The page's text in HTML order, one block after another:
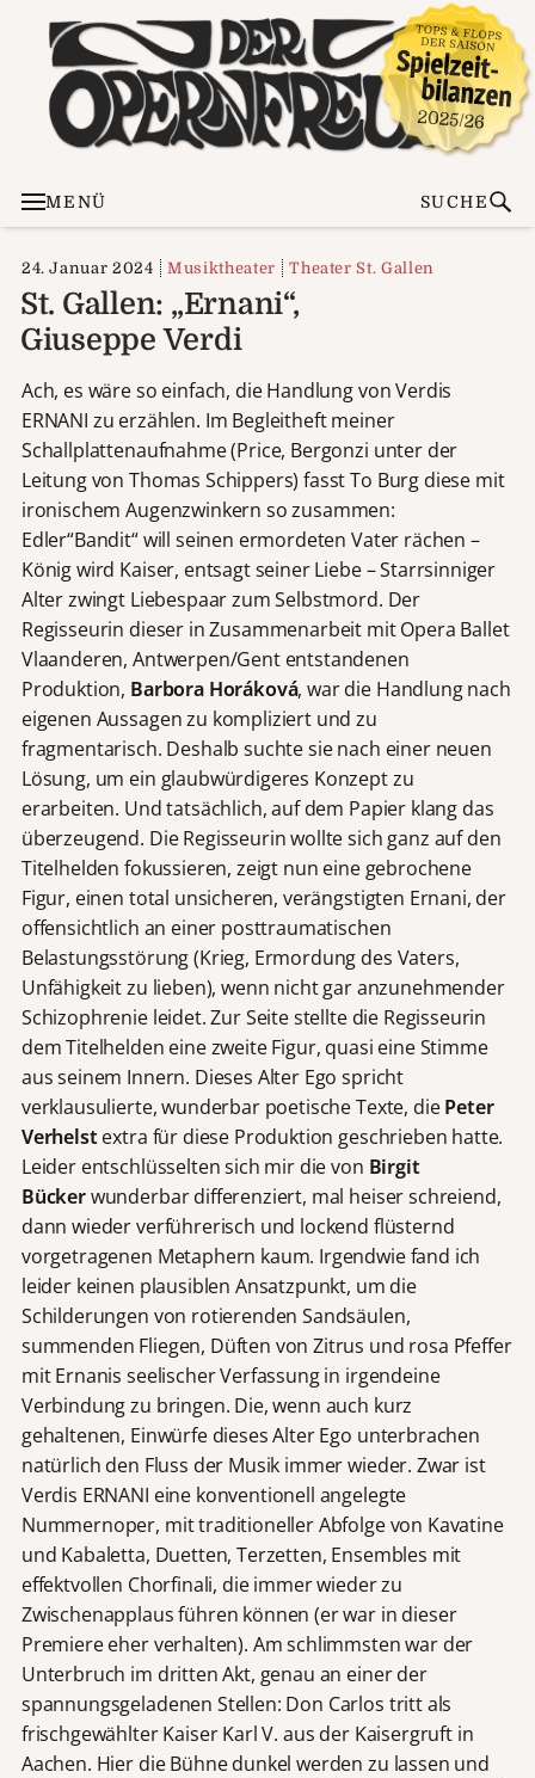
MENÜ SUCHE
24. Januar 2024 Musiktheater Theater St. Gallen
St. Gallen: „Ernani“,
Giuseppe Verdi
Ach, es wäre so einfach, die Handlung von Verdis
ERNANI zu erzählen. Im Begleitheft meiner
Schallplattenaufnahme (Price, Bergonzi unter der
Leitung von Thomas Schippers) fasst To Burg diese mit
ironischem Augenzwinkern so zusammen:
Edler“Bandit“ will seinen ermordeten Vater rächen –
König wird Kaiser, entsagt seiner Liebe – Starrsinniger
Alter zwingt Liebespaar zum Selbstmord. Der
Regisseurin dieser in Zusammenarbeit mit Opera Ballet
Vlaanderen, Antwerpen/Gent entstandenen
Produktion, Barbora Horáková, war die Handlung nach
eigenen Aussagen zu kompliziert und zu
fragmentarisch. Deshalb suchte sie nach einer neuen
Lösung, um ein glaubwürdigeres Konzept zu
erarbeiten. Und tatsächlich, auf dem Papier klang das
überzeugend. Die Regisseurin wollte sich ganz auf den
Titelhelden fokussieren, zeigt nun eine gebrochene
Figur, einen total unsicheren, verängstigten Ernani, der
offensichtlich an einer posttraumatischen
Belastungsstörung (Krieg, Ermordung des Vaters,
Unfähigkeit zu lieben), wenn nicht gar anzunehmender
Schizophrenie leidet. Zur Seite stellte die Regisseurin
dem Titelhelden eine zweite Figur, quasi eine Stimme
aus seinem Innern. Dieses Alter Ego spricht
verklausulierte, wunderbar poetische Texte, diePeter
Verhelstextra für diese Produktion geschrieben hatte.
Leider entschlüsselten sich mir die von Birgit
Bückerwunderbar differenziert, mal heiser schreiend,
dann wieder verführerisch und lockend flüsternd
vorgetragenen Metaphern kaum. Irgendwie fand ich
leider keinen plausiblen Ansatzpunkt, um die
Schilderungen von rotierenden Sandsäulen,
summenden Fliegen, Düften von Zitrus und rosa Pfeffer
mit Ernanis seelischer Verfassung in irgendeine
Verbindung zu bringen. Die, wenn auch kurz
gehaltenen, Einwürfe dieses Alter Ego unterbrachen
natürlich den Fluss der Musik immer wieder. Zwar ist
Verdis ERNANI eine konventionell angelegte
Nummernoper, mit traditioneller Abfolge von Kavatine
und Kabaletta, Duetten, Terzetten, Ensembles mit
effektvollen Chorfinali, die immer wieder zu
Zwischenapplaus führen können (er war in dieser
Premiere eher verhalten). Am schlimmsten war der
Unterbruch im dritten Akt, genau an einer der
spannungsgeladenen Stellen: Don Carlos tritt als
frischgewählter Kaiser Karl V. aus der Kaisergruft in
Aachen. Hier die Bühne dunkel werden zu lassen und